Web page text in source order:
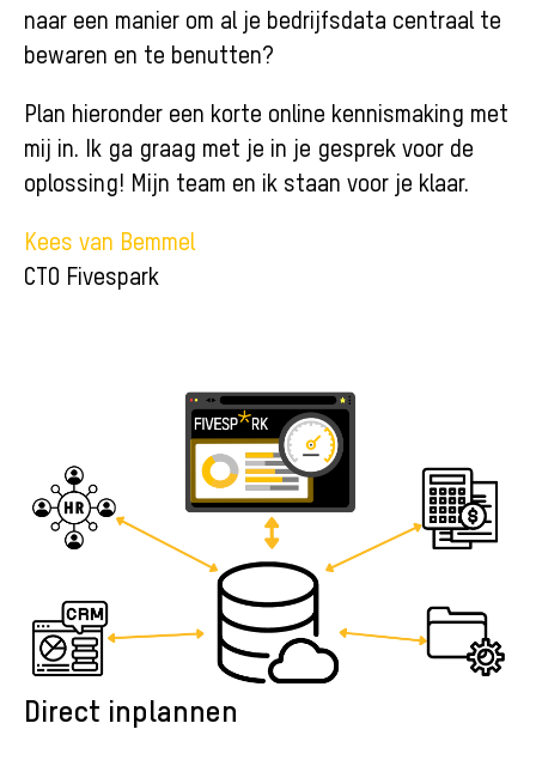
naar een manier om al je bedrijfsdata centraal te
bewaren en te benutten?
Plan hieronder een korte online kennismaking met
mij in. Ik ga graag met je in je gesprek voor de
oplossing! Mijn team en ik staan voor je klaar.
Kees van Bemmel
CTO Fivespark
Direct inplannen